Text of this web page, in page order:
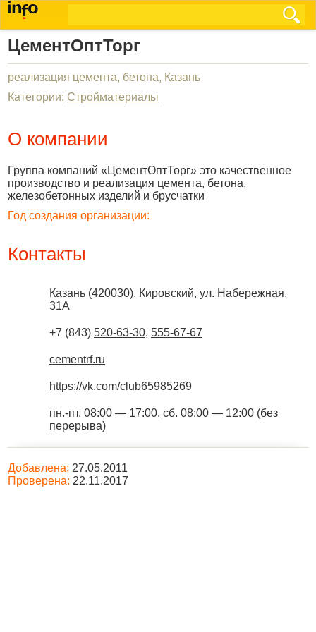
ЦементОптТорг
реализация цемента, бетона, Казань
Категории: Стройматериалы
О компании
Группа компаний «ЦементОптТорг» это качественное
производство и реализация цемента, бетона,
железобетонных изделий и брусчатки
Год создания организации:
Контакты
Казань (420030), Кировский, ул. Набережная,
31А
+7 (843) 520-63-30, 555-67-67
cementrf.ru
https://vk.com/club65985269
пн.-пт. 08:00 — 17:00, сб. 08:00 — 12:00 (без
перерыва)
Добавлена: 27.05.2011
Проверена: 22.11.2017